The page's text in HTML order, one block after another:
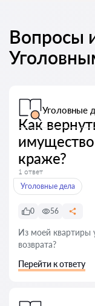
Вопросы
Уголовные
Как
краже?
1 ответ
Уголовные дела
0 56
Из моей квартиры
возврата?
Перейти к ответу